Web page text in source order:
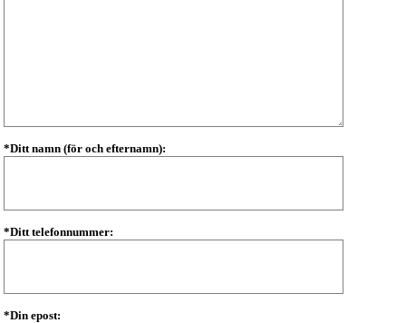
*Ditt namn (för och efternamn):
*Ditt telefonnummer:
*Din epost: